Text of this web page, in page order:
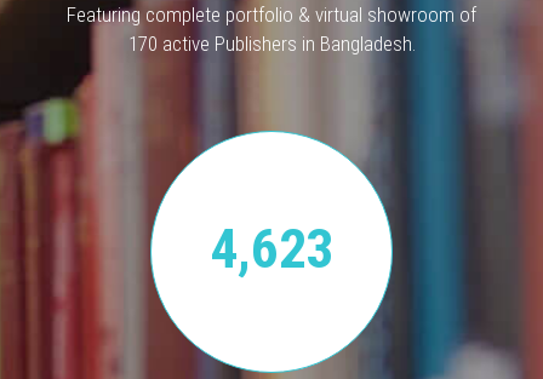
Featuring complete portfolio & virtual showroom of
170 active Publishers in Bangladesh.
4,623